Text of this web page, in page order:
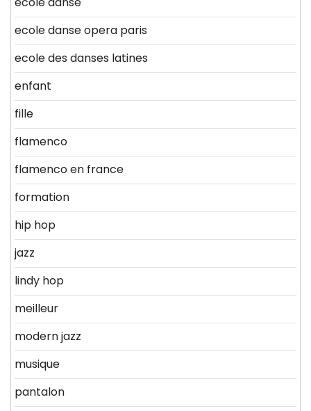
ecole danse opera paris
ecole des danses latines
enfant
fille
flamenco
flamenco en france
formation
hip hop
jazz
lindy hop
meilleur
modern jazz
musique
pantalon